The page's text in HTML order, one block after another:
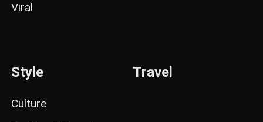
Viral
Style
Culture
Travel